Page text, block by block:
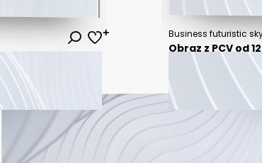
Obraz z PCV od